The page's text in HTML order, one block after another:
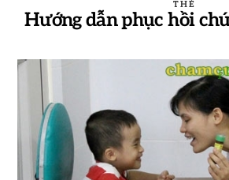
THẺ
Hướng dẫn phục hồi